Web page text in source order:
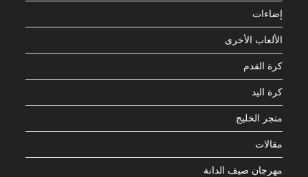
إضاءات
الألعاب الأخرى
كرة القدم
كرة اليد
متجر الخليج
مقالات
مهرجان صيف الدانة